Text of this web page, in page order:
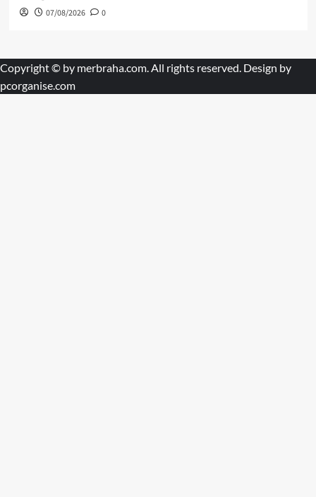
07/08/2026 0
Copyright © by merbraha.com. All rights reserved. Design by
pcorganise.com